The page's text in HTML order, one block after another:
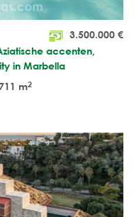
3.500.000 €
accenten,
in Marbella
m2